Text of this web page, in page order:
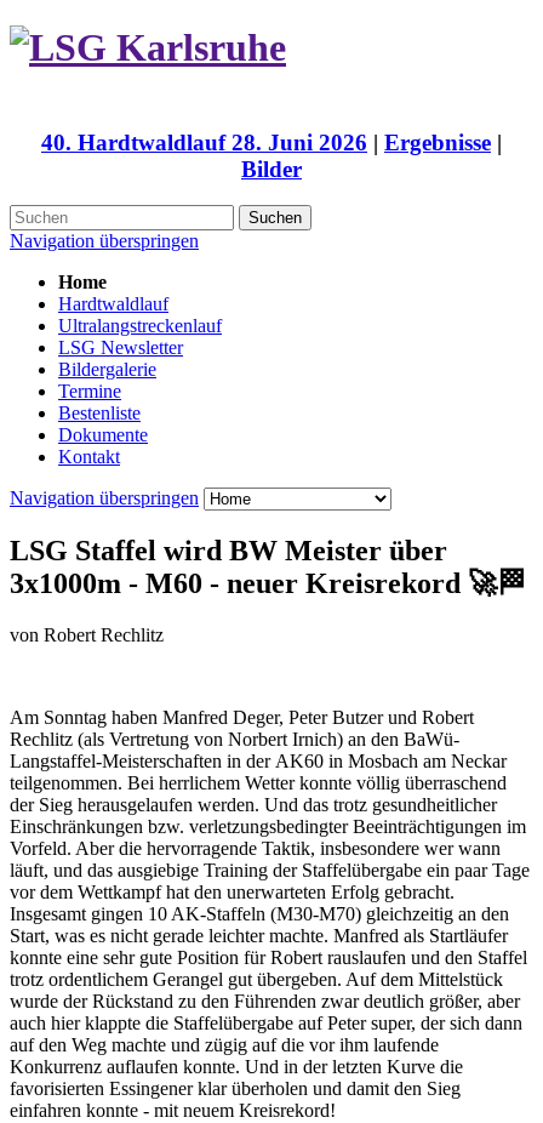
40. Hardtwaldlauf 28. Juni 2026 | Ergebnisse |
Bilder
Suchen
Navigation überspringen
Home
Hardtwaldlauf
Ultralangstreckenlauf
LSG Newsletter
Bildergalerie
Termine
Bestenliste
Dokumente
Kontakt
Navigation überspringen
LSG Staffel wird BW Meister über
3x1000m - M60 - neuer Kreisrekord 🚀🏁
von Robert Rechlitz
Am Sonntag haben Manfred Deger, Peter Butzer und Robert
Rechlitz (als Vertretung von Norbert Irnich) an den BaWü-
Langstaffel-Meisterschaften in der AK60 in Mosbach am Neckar
teilgenommen. Bei herrlichem Wetter konnte völlig überraschend
der Sieg herausgelaufen werden. Und das trotz gesundheitlicher
Einschränkungen bzw. verletzungsbedingter Beeinträchtigungen im
Vorfeld. Aber die hervorragende Taktik, insbesondere wer wann
läuft, und das ausgiebige Training der Staffelübergabe ein paar Tage
vor dem Wettkampf hat den unerwarteten Erfolg gebracht.
Insgesamt gingen 10 AK-Staffeln (M30-M70) gleichzeitig an den
Start, was es nicht gerade leichter machte. Manfred als Startläufer
konnte eine sehr gute Position für Robert rauslaufen und den Staffel
trotz ordentlichem Gerangel gut übergeben. Auf dem Mittelstück
wurde der Rückstand zu den Führenden zwar deutlich größer, aber
auch hier klappte die Staffelübergabe auf Peter super, der sich dann
auf den Weg machte und zügig auf die vor ihm laufende
Konkurrenz auflaufen konnte. Und in der letzten Kurve die
favorisierten Essingener klar überholen und damit den Sieg
einfahren konnte - mit neuem Kreisrekord!